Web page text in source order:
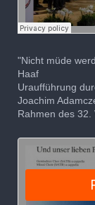
"Nicht müde
Haaf
Uraufführung
Joachim
Rahmen des 32.